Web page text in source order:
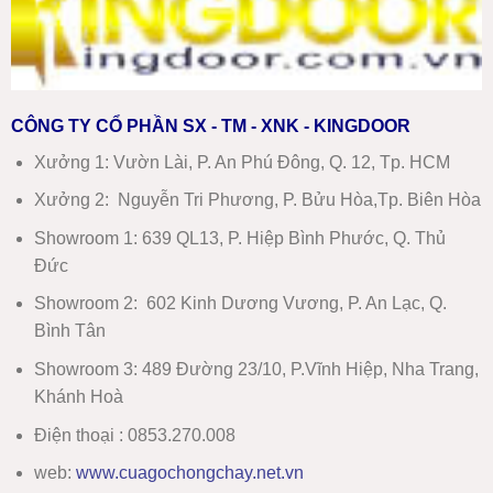
CÔNG TY CỔ PHẦN SX - TM - XNK - KINGDOOR
Xưởng 1: Vườn Lài, P. An Phú Đông, Q. 12, Tp. HCM
Xưởng 2: Nguyễn Tri Phương, P. Bửu Hòa,Tp. Biên Hòa
Showroom 1: 639 QL13, P. Hiệp Bình Phước, Q. Thủ
Đức
Showroom 2: 602 Kinh Dương Vương, P. An Lạc, Q.
Bình Tân
Showroom 3: 489 Đường 23/10, P.Vĩnh Hiệp, Nha Trang,
Khánh Hoà
Điện thoại : 0853.270.008
web: www.cuagochongchay.net.vn